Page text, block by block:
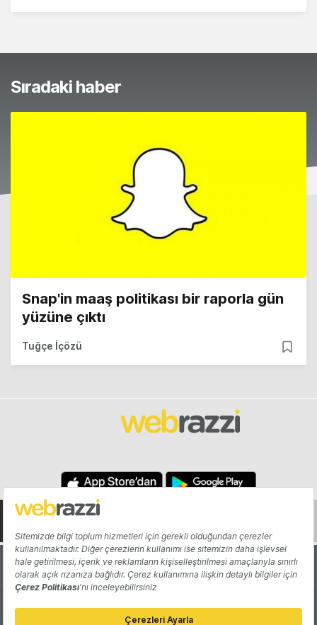
Sıradaki haber
Snap'in maaş politikası bir raporla gün
yüzüne çıktı
Tuğçe İçözü
Hakkında Yazarlar
Katkıda Bulun Reklam